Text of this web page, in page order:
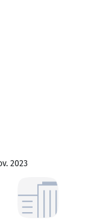
2023